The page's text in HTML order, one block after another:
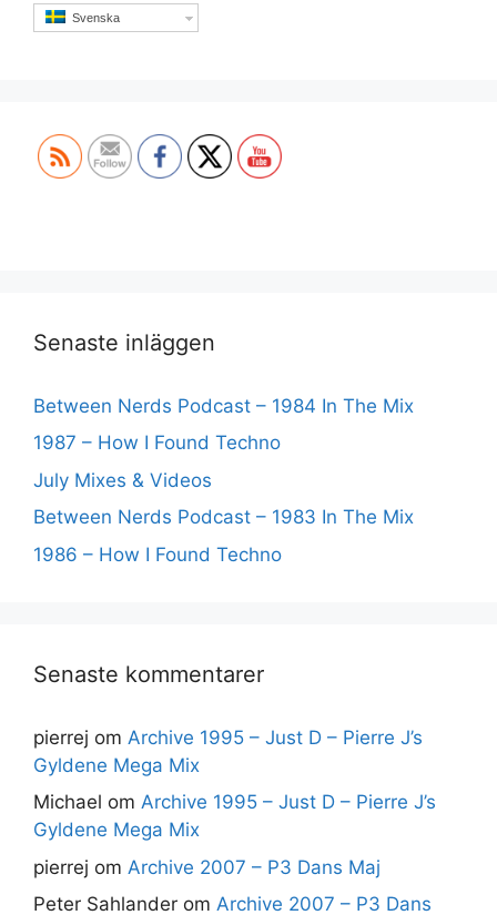
Svenska
Senaste inläggen
Between Nerds Podcast – 1984 In The Mix
1987 – How I Found Techno
July Mixes & Videos
Between Nerds Podcast – 1983 In The Mix
1986 – How I Found Techno
Senaste kommentarer
pierrej om Archive 1995 – Just D – Pierre J’s
Gyldene Mega Mix
Michael om Archive 1995 – Just D – Pierre J’s
Gyldene Mega Mix
pierrej om Archive 2007 – P3 Dans Maj
Peter Sahlander om Archive 2007 – P3 Dans